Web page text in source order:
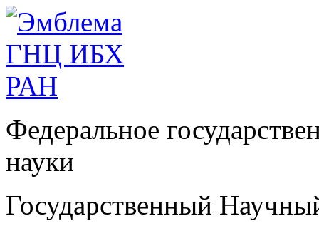
Федеральное
науки
Государственный